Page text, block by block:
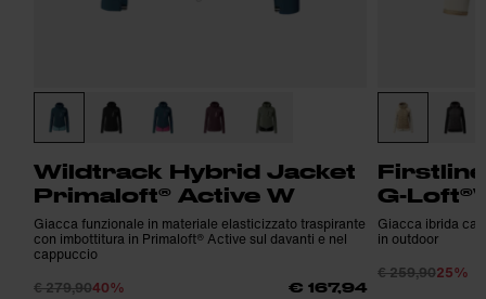
Wildtrack Hybrid Jacket
Primaloft® Active W
Giacca funzionale in materiale elasticizzato traspirante
con imbottitura in Primaloft® Active sul davanti e nel
cappuccio
€ 279,9040% € 167,94
G-
Giacca ibrida
in outdoor
€ 259,9025%